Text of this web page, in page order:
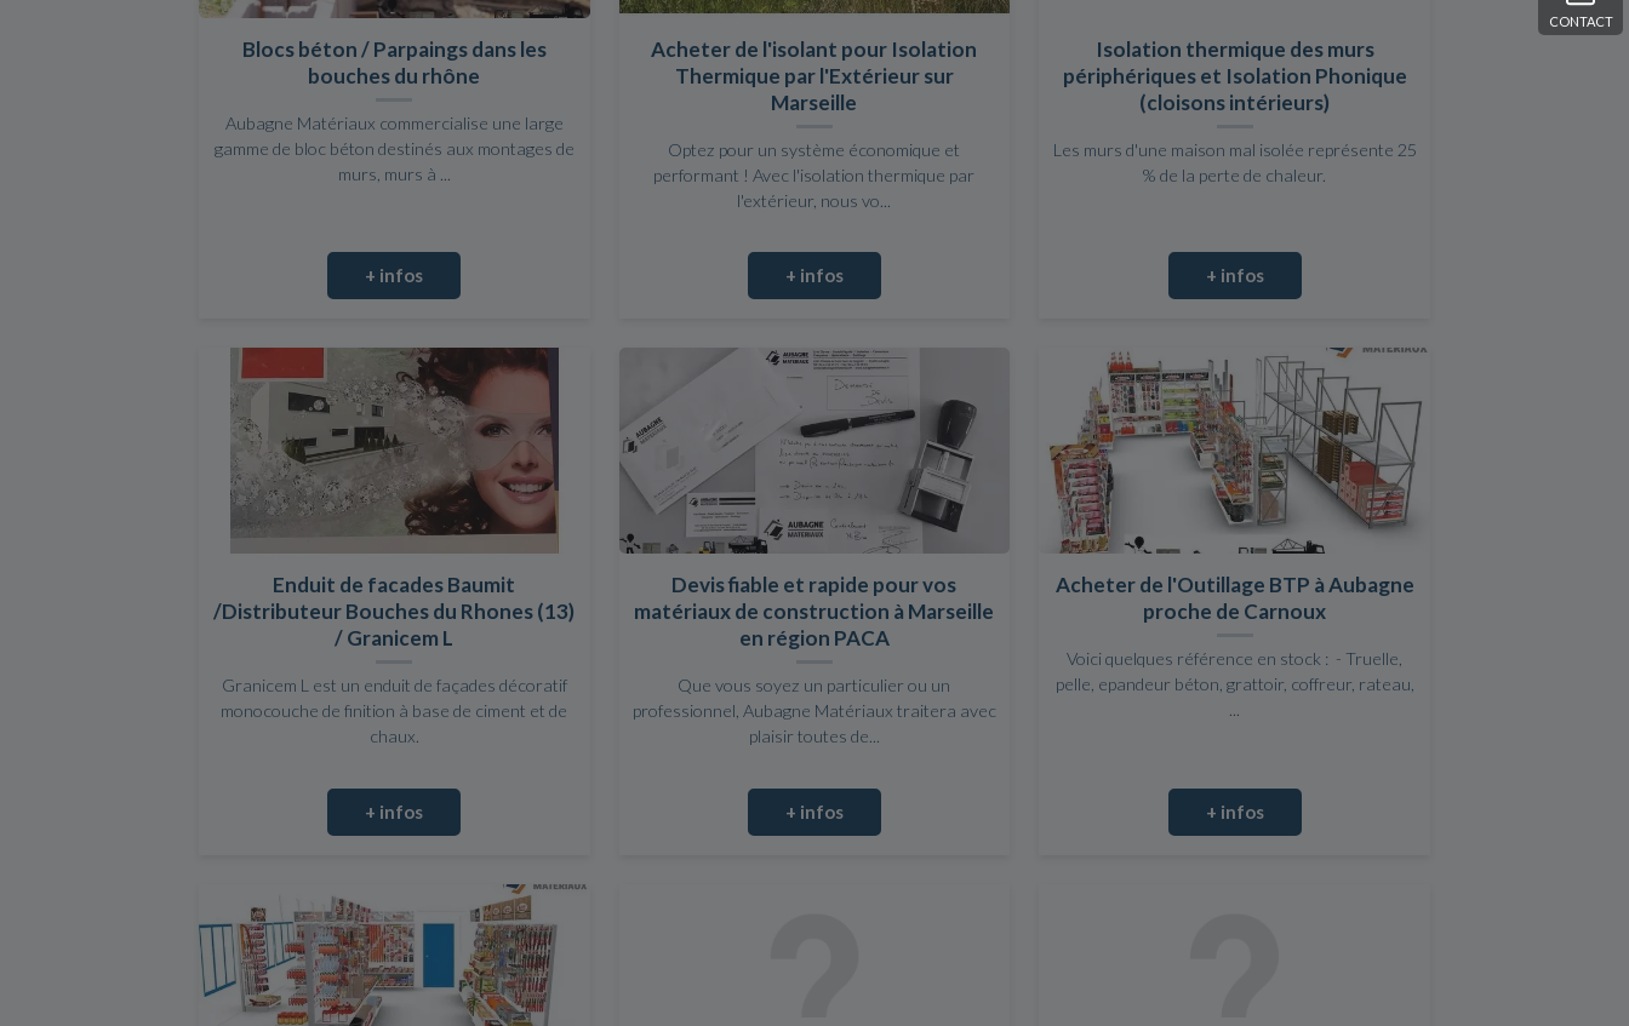
CONTACT
Blocs béton / Parpaings dans les
bouches du rhône
Aubagne Matériaux commercialise une large
gamme de bloc béton destinés aux montages de
murs, murs à ...
+ infos
Acheter de l'isolant pour Isolation
Thermique par l'Extérieur sur
Marseille
Optez pour un système économique et
performant ! Avec l'isolation thermique par
l'extérieur, nous vo...
+ infos
Isolation thermique des murs
périphériques et Isolation Phonique
(cloisons intérieurs)
Les murs d'une maison mal isolée représente 25
% de la perte de chaleur.
+ infos
Enduit de facades Baumit
/Distributeur Bouches du Rhones (13)
/ Granicem L
Granicem L est un enduit de façades décoratif
monocouche de finition à base de ciment et de
chaux.
+ infos
Devis fiable et rapide pour vos
matériaux de construction à Marseille
en région PACA
Que vous soyez un particulier ou un
professionnel, Aubagne Matériaux traitera avec
plaisir toutes de...
+ infos
Acheter de l'Outillage BTP à Aubagne
proche de Carnoux
Voici quelques référence en stock : - Truelle,
pelle, epandeur béton, grattoir, coffreur, rateau,
...
+ infos